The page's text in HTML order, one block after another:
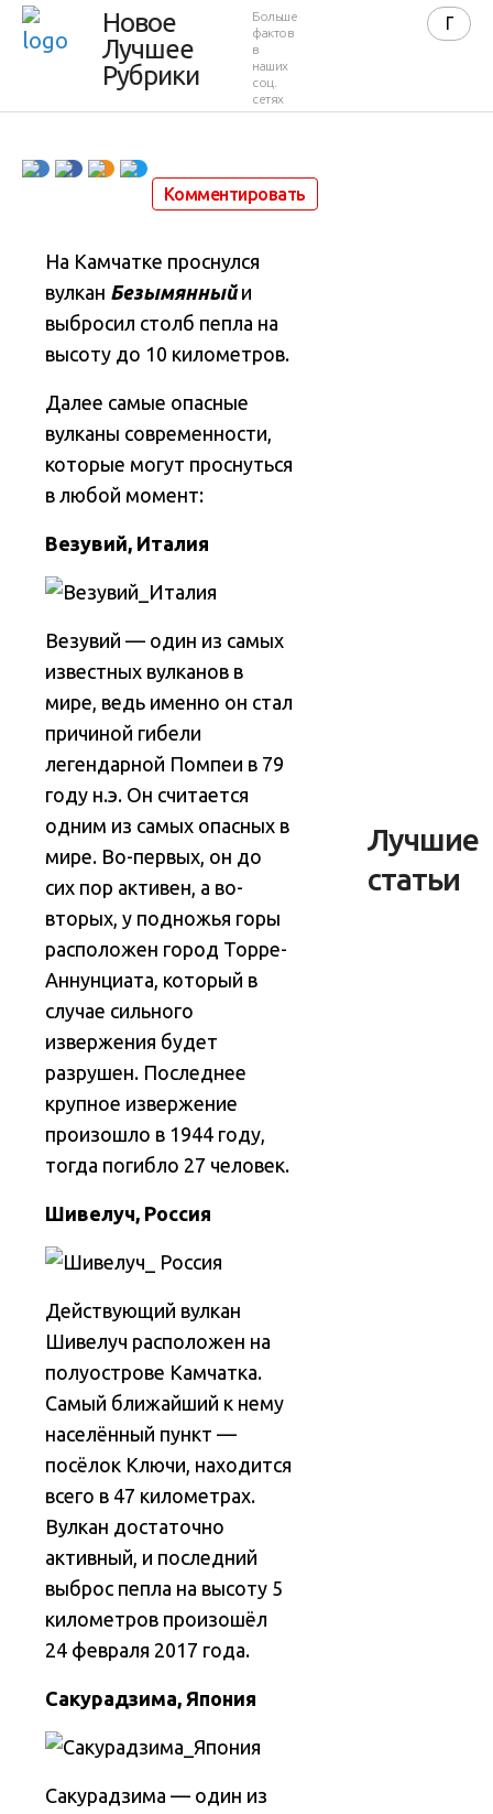
Новое
Лучшее
Рубрики
Больше
фактов
в
наших
соц.
сетях
вулканы
Земли
Комментировать
На Камчатке проснулся
вулкан Безымянныйи
выбросил столб пепла на
высоту до 10 километров.
Далее самые опасные
вулканы современности,
которые могут проснуться
в любой момент:
Везувий, Италия
Везувий — один из самых
известных вулканов в
мире, ведь именно он стал
причиной гибели
легендарной Помпеи в 79
году н.э. Он считается
одним из самых опасных в
мире. Во-первых, он до
сих пор активен, а во-
вторых, у подножья горы
расположен город Торре-
Аннунциата, который в
случае сильного
извержения будет
разрушен. Последнее
крупное извержение
произошло в 1944 году,
тогда погибло 27 человек.
Шивелуч, Россия
Действующий вулкан
Шивелуч расположен на
полуострове Камчатка.
Самый ближайший к нему
населённый пункт —
посёлок Ключи, находится
всего в 47 километрах.
Вулкан достаточно
активный, и последний
выброс пепла на высоту 5
километров произошёл
24 февраля 2017 года.
Сакурадзима, Япония
Сакурадзима — один из
Лучшие
статьи